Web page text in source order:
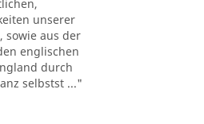
unserer
sowie aus der
englischen
durch
selbstst ..."